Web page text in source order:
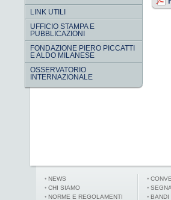
LINK UTILI
UFFICIO STAMPA E
PUBBLICAZIONI
FONDAZIONE PIERO PICCATTI
E ALDO MILANESE
OSSERVATORIO
INTERNAZIONALE
NEWS
CHI SIAMO
NORME E REGOLAMENTI
BANDI